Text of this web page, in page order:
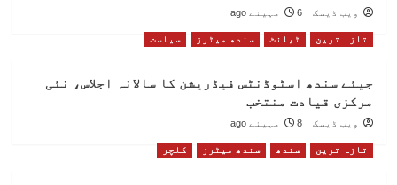
ویب ڈیسک 6 مہینے ago
تازہ ترین ٹیلنٹ سندھ میٹرز سیاست
جیئے سندھ اسٹوڈنٹس فیڈریشن کا سالانہ اجلاس، نئی
مرکزی قیادت منتخب
ویب ڈیسک 8 مہینے ago
تازہ ترین سندھ سندھ میٹرز کلچر